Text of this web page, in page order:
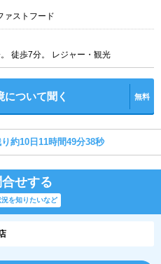
ァストフード
徒歩7分。 レジャー・観光
について聞く 無料
約10日11時間49分37秒
せする
を知りたいなど